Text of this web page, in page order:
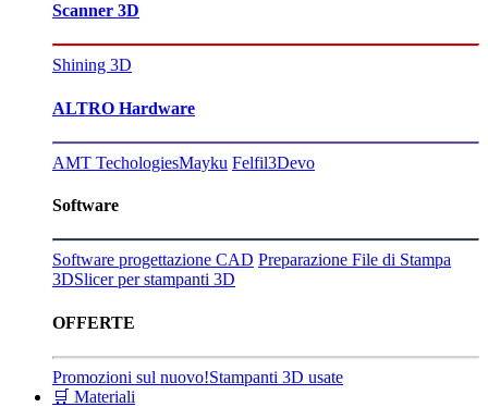
Scanner 3D
Shining 3D
ALTRO Hardware
AMT TechologiesMayku Felfil3Devo
Software
Software progettazione CAD Preparazione File di Stampa
3DSlicer per stampanti 3D
OFFERTE
Promozioni sul nuovo!Stampanti 3D usate
🛒 Materiali